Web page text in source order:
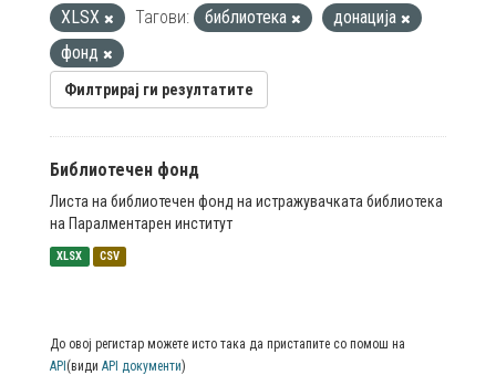
XLSX
Тагови: библиотека
донација
фонд
Филтрирај ги резултатите
Библиотечен фонд
Листа на библиотечен фонд на истражувачката библиотека
на Паралментарен институт
XLSX CSV
До овој регистар можете исто така да пристапите со помош на
API (види API документи)